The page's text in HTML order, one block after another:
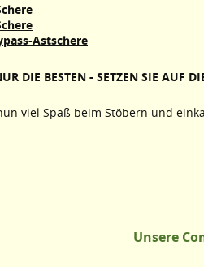
Astschere
DIE BESTEN - SETZEN SIE AUF
viel Spaß beim Stöbern und
Unsere